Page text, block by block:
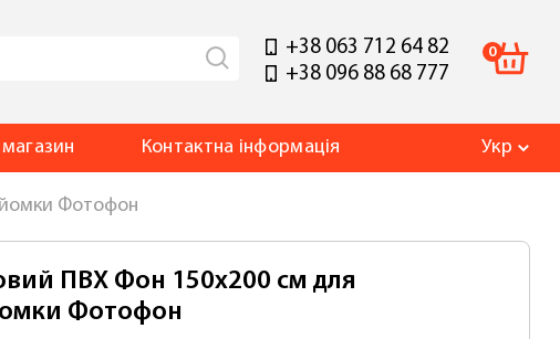
+38 063 712 64 82
+38 096 88 68 777
0
Контактна інформація Укр
Фотофон
ПВХ Фон 150х200 см для
Фотофон